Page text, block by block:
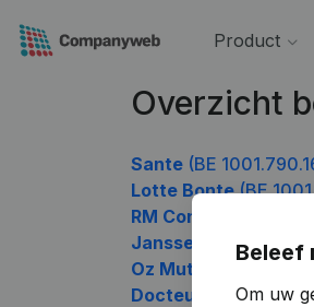
Product
Overzicht
Sante (BE
Lotte Bonte(BE
RM Consulting
Janssen-Maes (BE
Oz Mutlu
Docteur Benali Elias
Beleef
Om uw